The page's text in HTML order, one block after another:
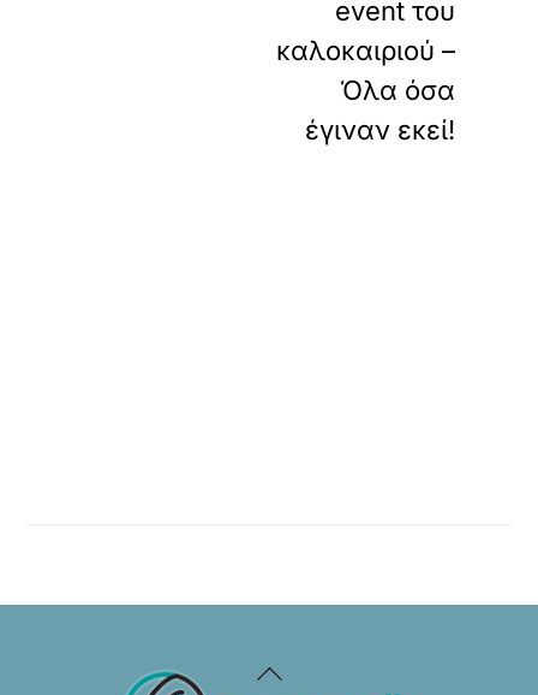
event του
καλοκαιριού –
Όλα όσα
έγιναν εκεί!
Back